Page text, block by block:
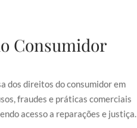
Consumidor
dos direitos do consumidor em
fraudes e práticas comerciais
acesso a reparações e justiça.
do Consumidor
injustas, promovendo acesso a